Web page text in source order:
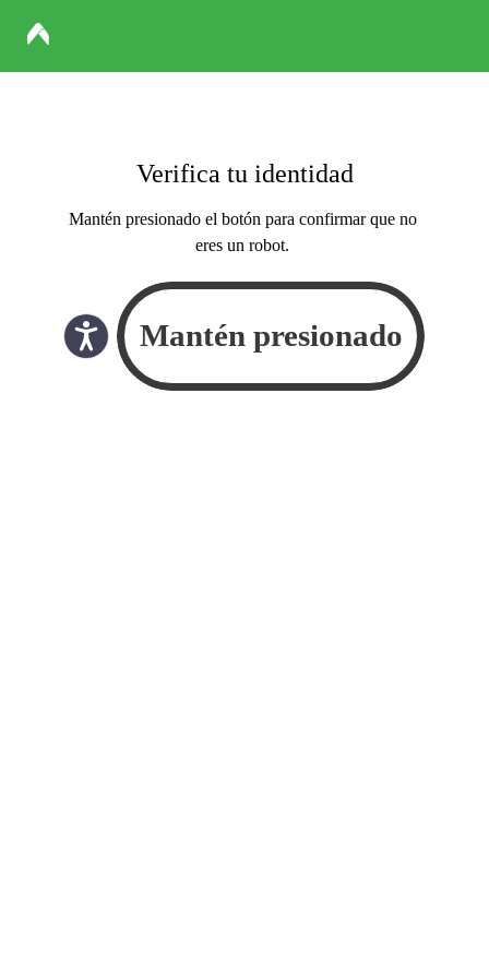
Verifica tu identidad
Mantén presionado el botón para confirmar que no
eres un robot.